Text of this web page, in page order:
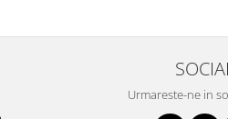
Urmareste-ne in